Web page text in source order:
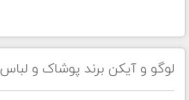
لوگو و آیکن برند پوشاک و لباس